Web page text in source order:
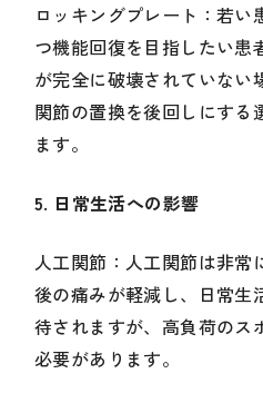
ロッキングプレート：若い
つ機能回復を目指したい患
が完全に破壊されていない
関節の置換を後回しにする
ます。
5. 日常生活への影響
人工関節：人工関節は非常
後の痛みが軽減し、日常生
待されますが、高負荷のス
必要があります。